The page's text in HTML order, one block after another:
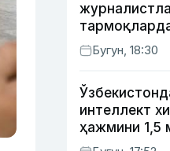
талаб
Бугун, 18:30
интеллект
ҳажмини 1,5
етказиш